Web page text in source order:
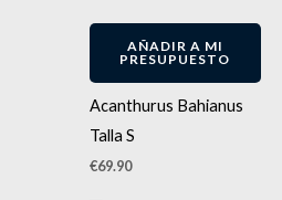
AÑADIR A MI
PRESUPUESTO
Acanthurus Bahianus
Talla S
€69.90